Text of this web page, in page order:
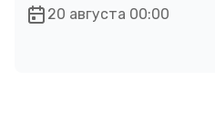
20 августа 00:00